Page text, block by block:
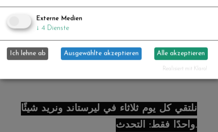
можете залишитися в мовному кафе з
Юсрою та Ресою – напої чекають на вас.
Ми часто готуємо разом і спілкуємося
німецькою.
نلتقي كل يوم ثلاثاء في ليرستاند ونريد شيئًا
واحدًا فقط: التحدث.
Externe Medien
↓ 4 Dienste
Ich lehne ab Ausgewählte akzeptieren Alle akzeptieren
Realisiert mit Klaro!